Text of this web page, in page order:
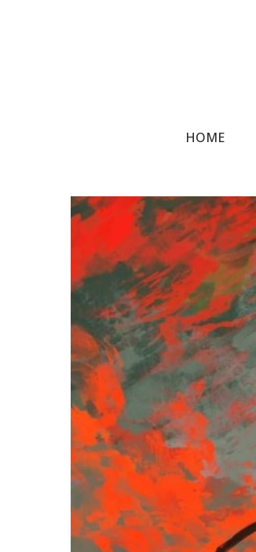
Hit enter to search or ESC to close
HOME